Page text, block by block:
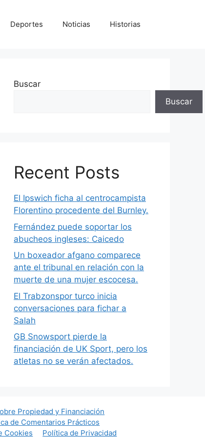
Deportes Noticias Historias
Buscar
Buscar
Recent Posts
El Ipswich ficha al centrocampista
Florentino procedente del Burnley.
Fernández puede soportar los
abucheos ingleses: Caicedo
Un boxeador afgano comparece
ante el tribunal en relación con la
muerte de una mujer escocesa.
El Trabzonspor turco inicia
conversaciones para fichar a
Salah
GB Snowsport pierde la
financiación de UK Sport, pero los
atletas no se verán afectados.
Propiedad y Financiación
de Comentarios Prácticos
Cookies Política de Privacidad